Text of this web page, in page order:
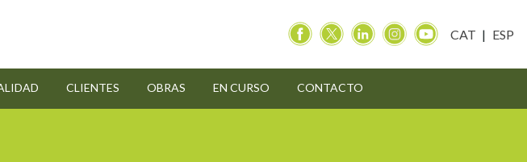
CLIENTES OBRAS EN CURSO CONTACTO
CAT ESP